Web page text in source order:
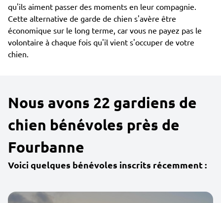
qu'ils aiment passer des moments en leur compagnie.
Cette alternative de garde de chien s'avère être
économique sur le long terme, car vous ne payez pas le
volontaire à chaque fois qu'il vient s'occuper de votre
chien.
Nous avons 22 gardiens de
chien bénévoles près de
Fourbanne
Voici quelques bénévoles inscrits récemment :